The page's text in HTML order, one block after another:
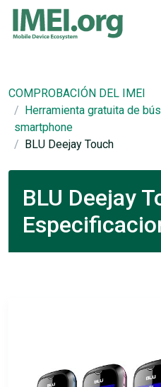
COMPROBACIÓN DEL IMEI
Herramienta gratuita de
smartphone
BLU Deejay Touch
BLU Deejay